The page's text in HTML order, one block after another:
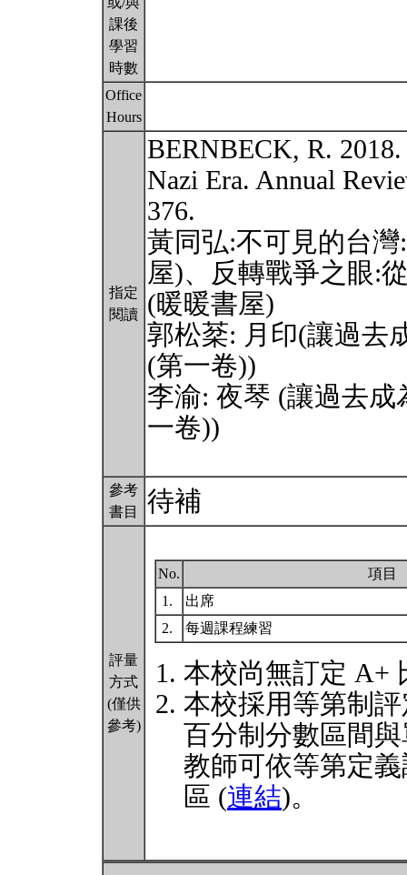
課後
學習
時數
Office
Hours
指定
閱讀
BERNBECK, R.
Nazi Era. Annual
376.
黃同弘:不可見的台
屋)、反轉戰爭之眼:
(暖暖書屋)
郭松棻: 月印(讓過去
(第一卷))
李渝: 夜琴 (讓過去
一卷))
參考
書目
待補
評量
方式
(僅供
參考)
No.
項目
1.
出席
2.
每週課程練習
本校尚無訂定 A+
本校採用等第制
百分制分數區間
教師可依等第定
區 (連結)。